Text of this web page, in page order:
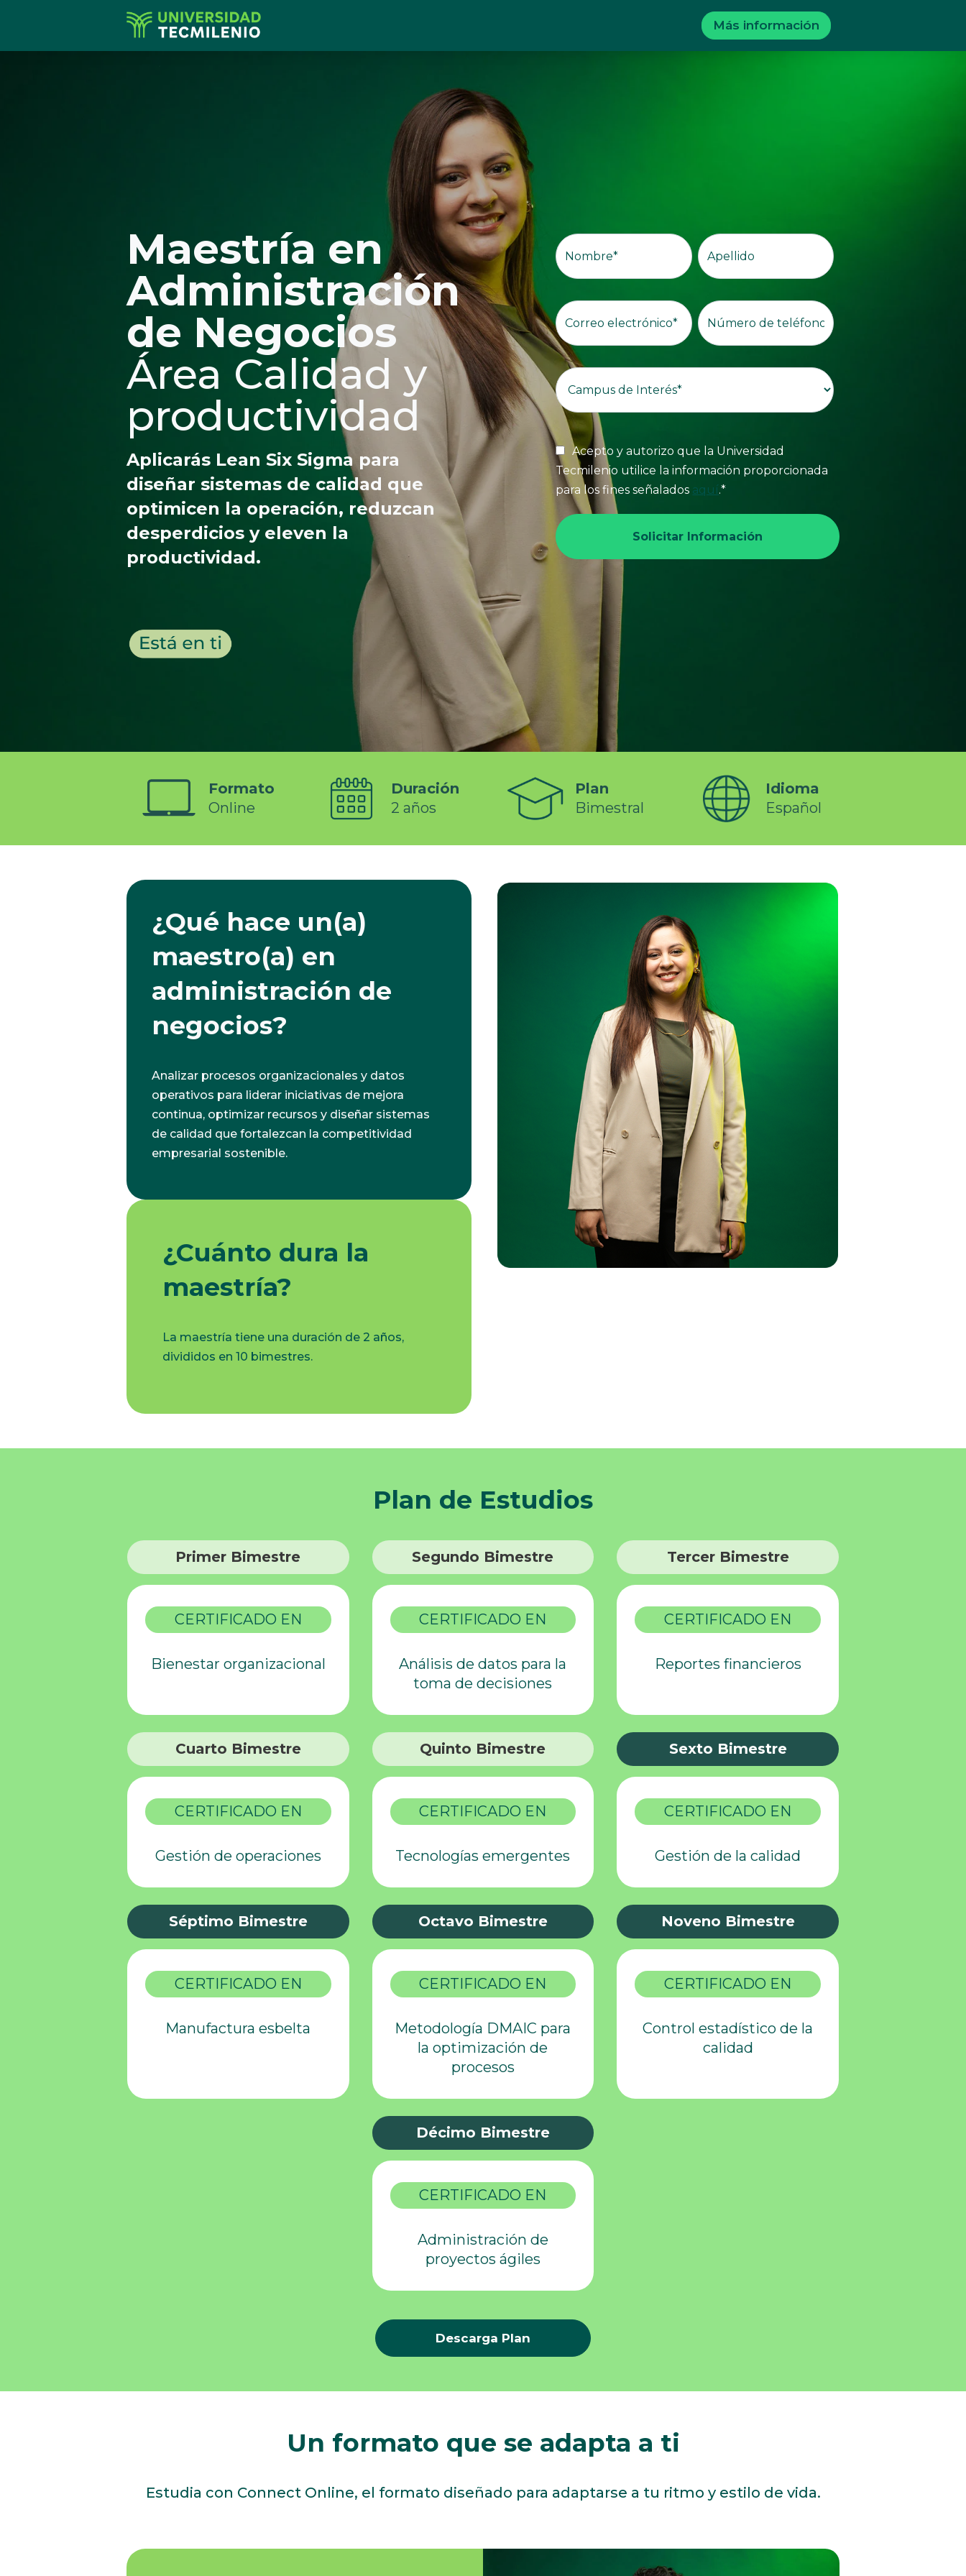
Más información
Maestría en
Administración
de Negocios
Área Calidad y
productividad
Aplicarás Lean Six Sigma para
diseñar sistemas de calidad que
optimicen la operación, reduzcan
desperdicios y eleven la
productividad.
Acepto y autorizo que la Universidad
Tecmilenio utilice la información proporcionada
para los fines señalados aquí.*
Formato
Online
Duración
2 años
Plan
Bimestral
Idioma
Español
¿Qué hace un(a)
maestro(a) en
administración de
negocios?
Analizar procesos organizacionales y datos
operativos para liderar iniciativas de mejora
continua, optimizar recursos y diseñar sistemas
de calidad que fortalezcan la competitividad
empresarial sostenible.
¿Cuánto dura la
maestría?
La maestría tiene una duración de 2 años,
divididos en 10 bimestres.
Plan de Estudios
Primer Bimestre
CERTIFICADO EN
Bienestar organizacional
Segundo Bimestre
CERTIFICADO EN
Análisis de datos para la
toma de decisiones
Tercer Bimestre
CERTIFICADO EN
Reportes financieros
Cuarto Bimestre
CERTIFICADO EN
Gestión de operaciones
Quinto Bimestre
CERTIFICADO EN
Tecnologías emergentes
Sexto Bimestre
CERTIFICADO EN
Gestión de la calidad
Séptimo Bimestre
CERTIFICADO EN
Manufactura esbelta
Octavo Bimestre
CERTIFICADO EN
Metodología DMAIC para
la optimización de
procesos
Noveno Bimestre
CERTIFICADO EN
Control estadístico de la
calidad
Décimo Bimestre
CERTIFICADO EN
Administración de
proyectos ágiles
Descarga Plan
Un formato que se adapta a ti
Estudia con Connect Online, el formato diseñado para adaptarse a tu ritmo y estilo de vida.